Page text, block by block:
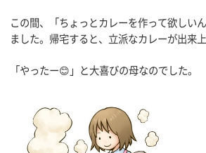
この間、「ちょっとカレーを作って欲しい
ました。帰宅すると、立派なカレーが出来
「やったー😊」と大喜びの母なのでした。